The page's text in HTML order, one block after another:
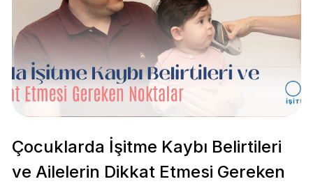
Çocuklarda İşitme Kaybı Belirtileri
ve Ailelerin Dikkat Etmesi Gereken